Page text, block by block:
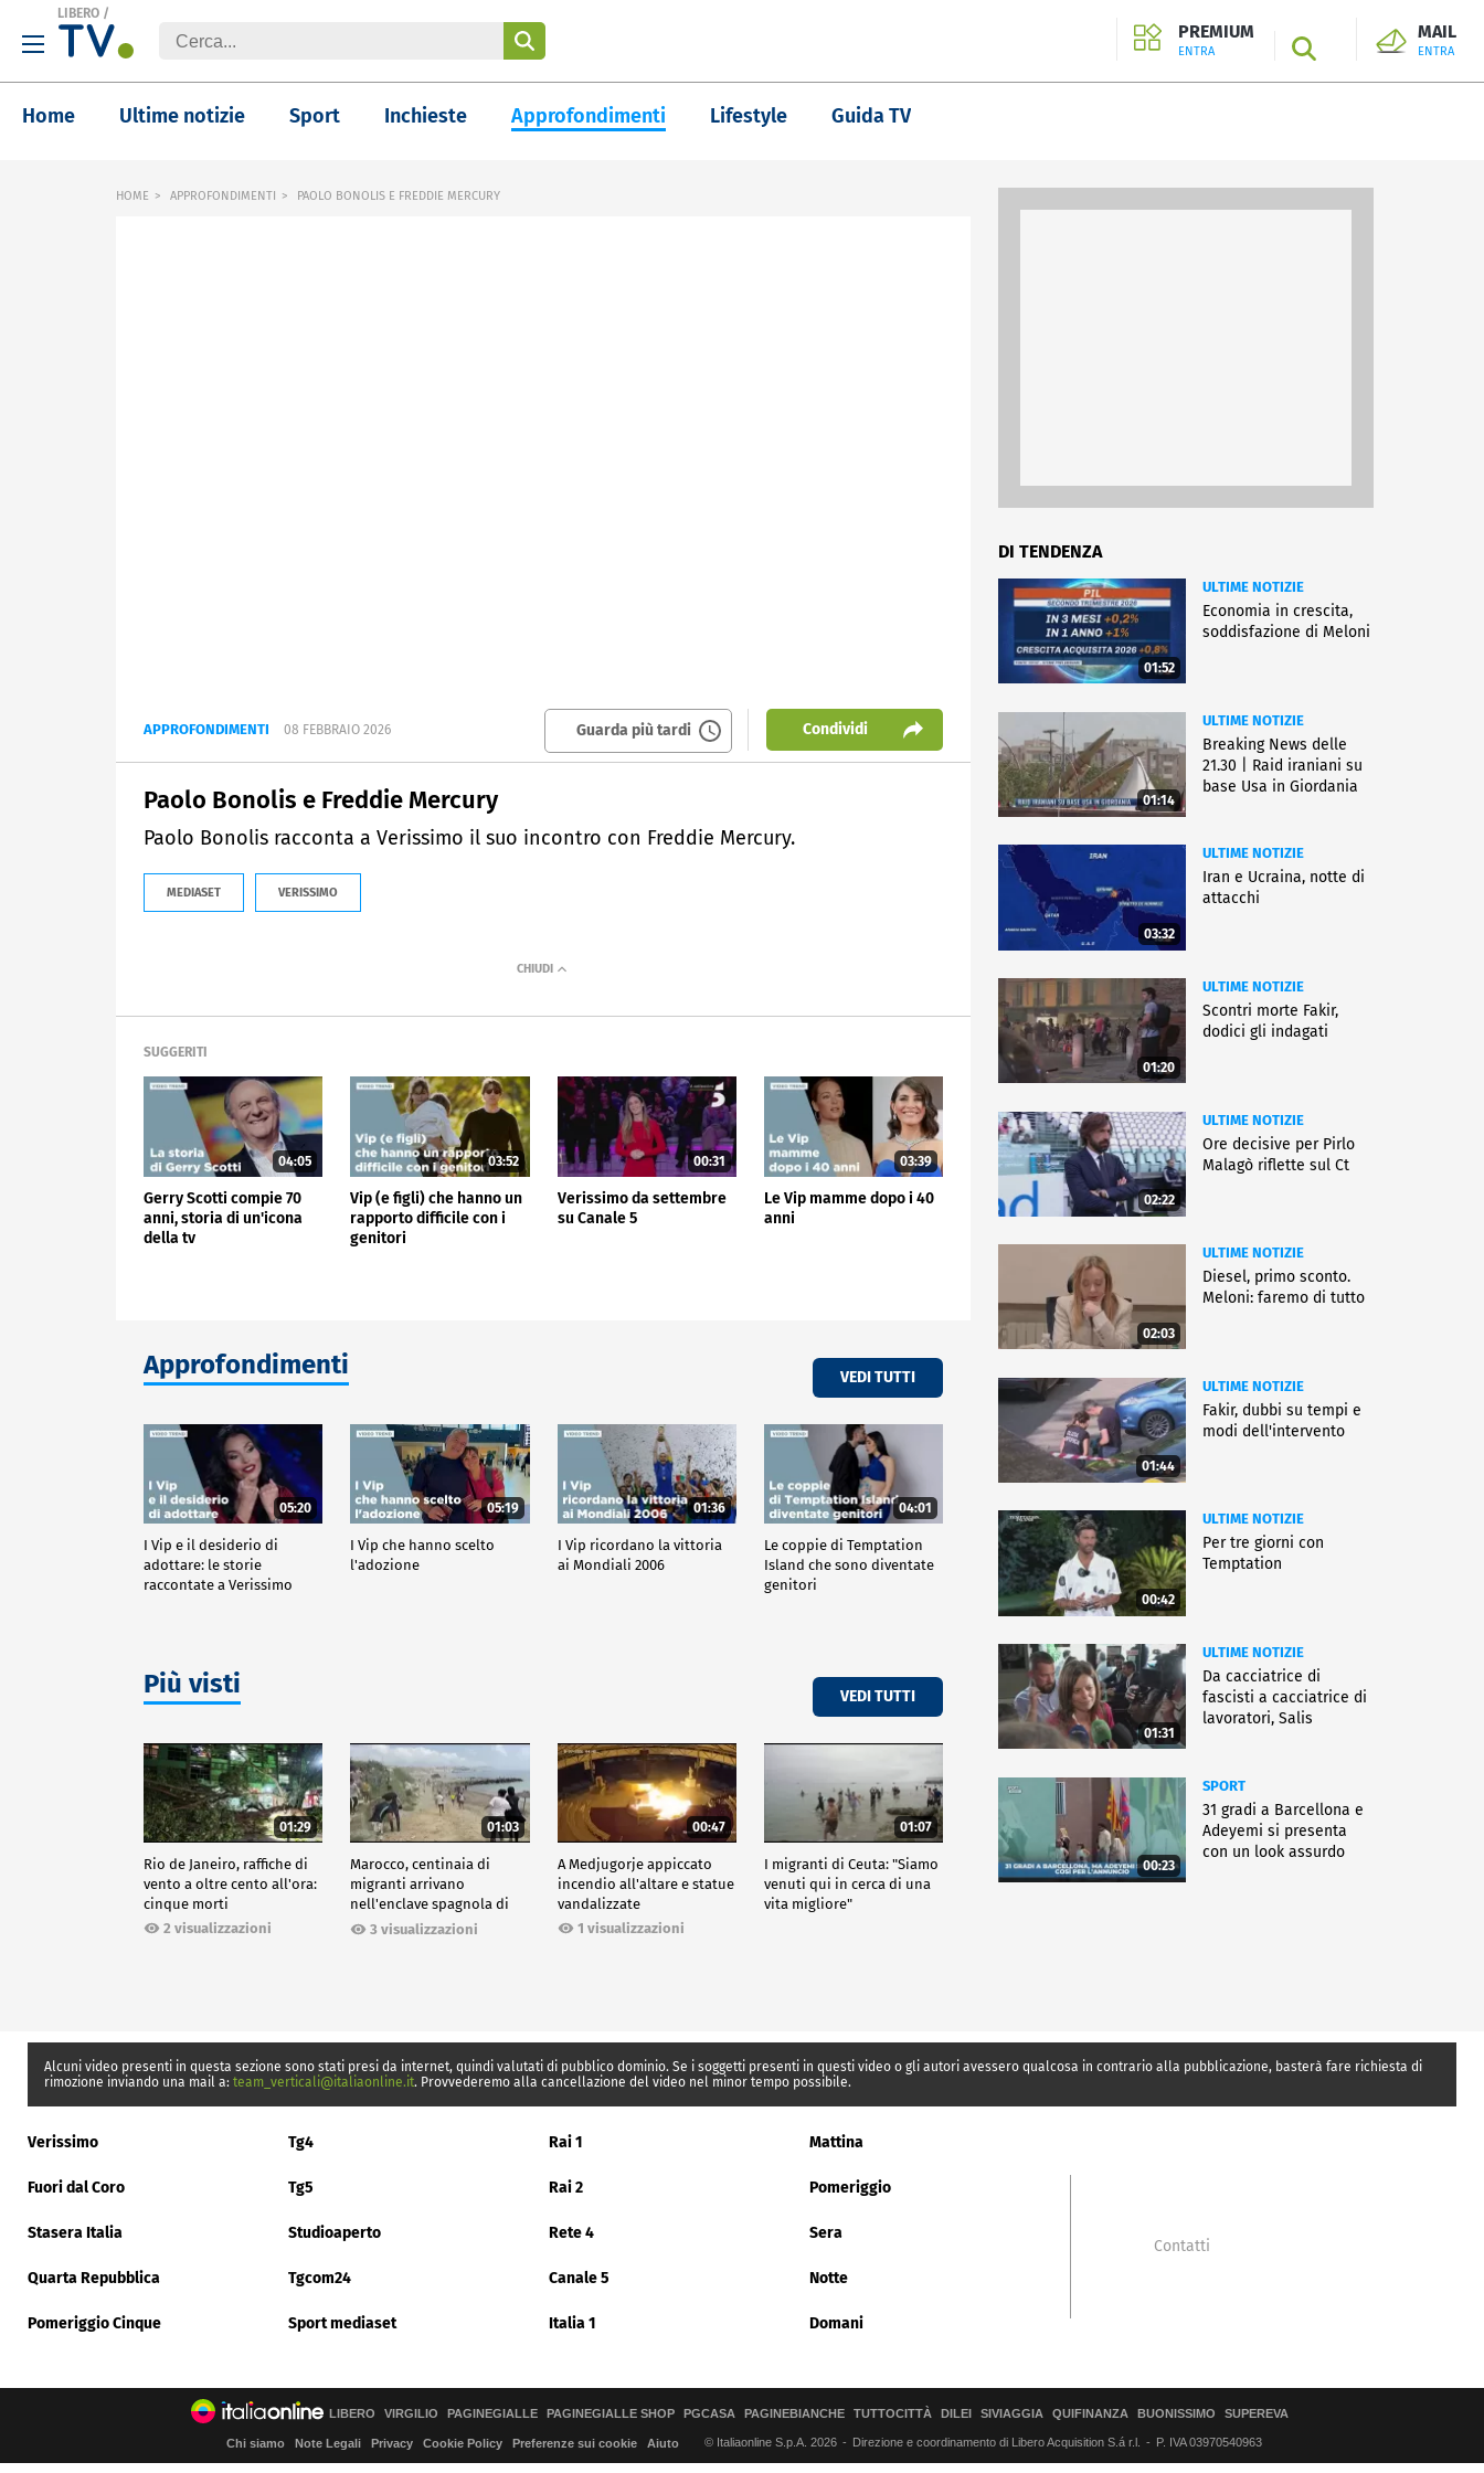
LIBERO /
PREMIUM
ENTRA SEARCH
MAIL
ENTRA
Home Ultime notizie Sport Inchieste Approfondimenti Lifestyle Guida TV
HOME APPROFONDIMENTI PAOLO BONOLIS E FREDDIE MERCURY
APPROFONDIMENTI 08 FEBBRAIO 2026 Guarda più tardi Condividi
Paolo Bonolis e Freddie Mercury
Paolo Bonolis racconta a Verissimo il suo incontro con Freddie Mercury.
MEDIASET VERISSIMO
SUGGERITI
04:05
Gerry Scotti compie 70
anni, storia di un'icona
della tv
03:52
Vip (e figli) che hanno un
rapporto difficile con i
genitori
00:31
Verissimo da settembre
su Canale 5
03:39
Le Vip mamme dopo i 40
anni
Approfondimenti VEDI TUTTI
05:20
I Vip e il desiderio di
adottare: le storie
raccontate a Verissimo
05:19
I Vip che hanno scelto
l'adozione
01:36
I Vip ricordano la vittoria
ai Mondiali 2006
04:01
Le coppie di Temptation
Island che sono diventate
genitori
Più visti VEDI TUTTI
01:29
Rio de Janeiro, raffiche di
vento a oltre cento all'ora:
cinque morti
2 visualizzazioni
01:03
Marocco, centinaia di
migranti arrivano
nell'enclave spagnola di
Ceuta3 visualizzazioni
00:47
A Medjugorje appiccato
incendio all'altare e statue
vandalizzate
1 visualizzazioni
01:07
I migranti di Ceuta: "Siamo
venuti qui in cerca di una
vita migliore"
DI TENDENZA
01:52
ULTIME NOTIZIE
Economia in crescita,
soddisfazione di Meloni
01:14
ULTIME NOTIZIE
Breaking News delle
21.30 | Raid iraniani su
base Usa in Giordania
03:32
ULTIME NOTIZIE
Iran e Ucraina, notte di
attacchi
01:20
ULTIME NOTIZIE
Scontri morte Fakir,
dodici gli indagati
02:22
ULTIME NOTIZIE
Ore decisive per Pirlo
Malagò riflette sul Ct
02:03
ULTIME NOTIZIE
Diesel, primo sconto.
Meloni: faremo di tutto
01:44
ULTIME NOTIZIE
Fakir, dubbi su tempi e
modi dell'intervento
00:42
ULTIME NOTIZIE
Per tre giorni con
Temptation
01:31
ULTIME NOTIZIE
Da cacciatrice di
fascisti a cacciatrice di
lavoratori, Salis
00:23
SPORT
31 gradi a Barcellona e
Adeyemi si presenta
con un look assurdo
Alcuni video presenti in questa sezione sono stati presi da internet, quindi valutati di pubblico dominio. Se i soggetti presenti in questi video o gli autori avessero qualcosa in contrario alla pubblicazione, basterà fare richiesta di
rimozione inviando una mail a: team_verticali@italiaonline.it. Provvederemo alla cancellazione del video nel minor tempo possibile.
Verissimo Tg4 Rai 1 Mattina
Fuori dal Coro Tg5 Rai 2 Pomeriggio
Stasera Italia Studioaperto Rete 4 Sera
Quarta Repubblica Tgcom24 Canale 5 Notte
Pomeriggio Cinque Sport mediaset Italia 1 Domani
Contatti
LIBERO VIRGILIO PAGINEGIALLE PAGINEGIALLE SHOP PGCASA PAGINEBIANCHE TUTTOCITTÀ DILEI SIVIAGGIA QUIFINANZA BUONISSIMO SUPEREVA
Chi siamo Note Legali Privacy Cookie Policy Preferenze sui cookie Aiuto © Italiaonline S.p.A. 2026 Direzione e coordinamento di Libero Acquisition S.á r.l. P. IVA 03970540963